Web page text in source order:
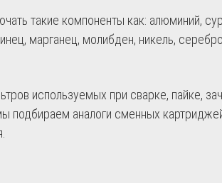
такие компоненты как: алюминий,
марганец, молибден, никель,
используемых при сварке, пайке,
подбираем аналоги сменных